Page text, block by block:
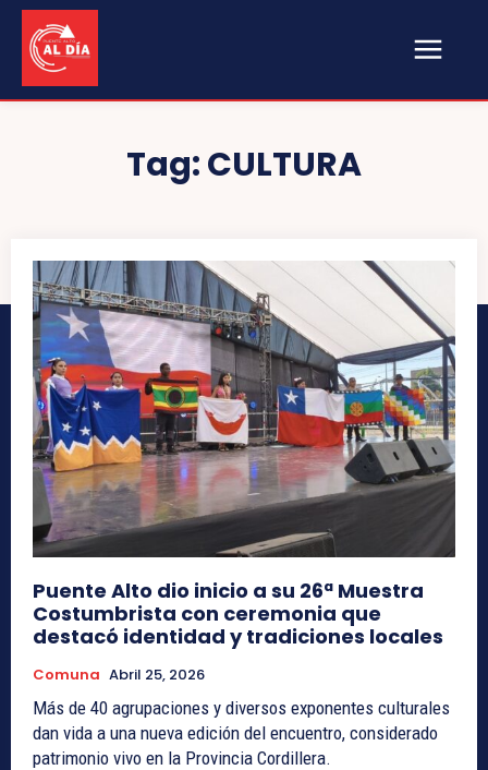
Tag:CULTURA
Puente Alto dio inicio a su 26ª Muestra
Costumbrista con ceremonia que
destacó identidad y tradiciones locales
Comuna Abril 25, 2026
Más de 40 agrupaciones y diversos exponentes culturales
dan vida a una nueva edición del encuentro, considerado
patrimonio vivo en la Provincia Cordillera.